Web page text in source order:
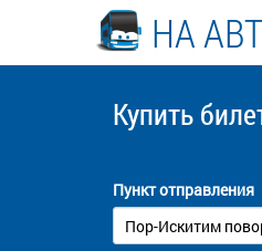
НА
Купить
Пункт отправления